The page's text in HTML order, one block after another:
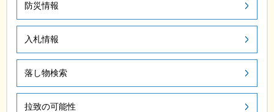
防災情報
入札情報
落し物検索
拉致の可能性